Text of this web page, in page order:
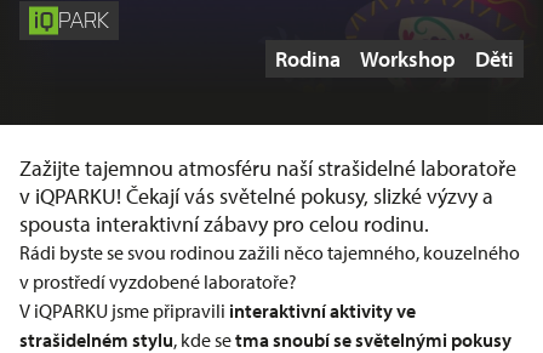
PARK
Štítky
Rodina Workshop Děti
Zažijte tajemnou atmosféru naší strašidelné laboratoře
v iQPARKU! Čekají vás světelné pokusy, slizké výzvy a
spousta interaktivní zábavy pro celou rodinu.
Rádi byste se svou rodinou zažili něco tajemného, kouzelného
v prostředí vyzdobené laboratoře?
V iQPARKU jsme připravili interaktivní aktivity ve
strašidelném stylu, kde setma snoubí se světelnými pokusy